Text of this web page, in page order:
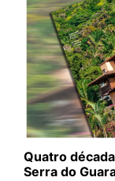
Quatro
Serra do